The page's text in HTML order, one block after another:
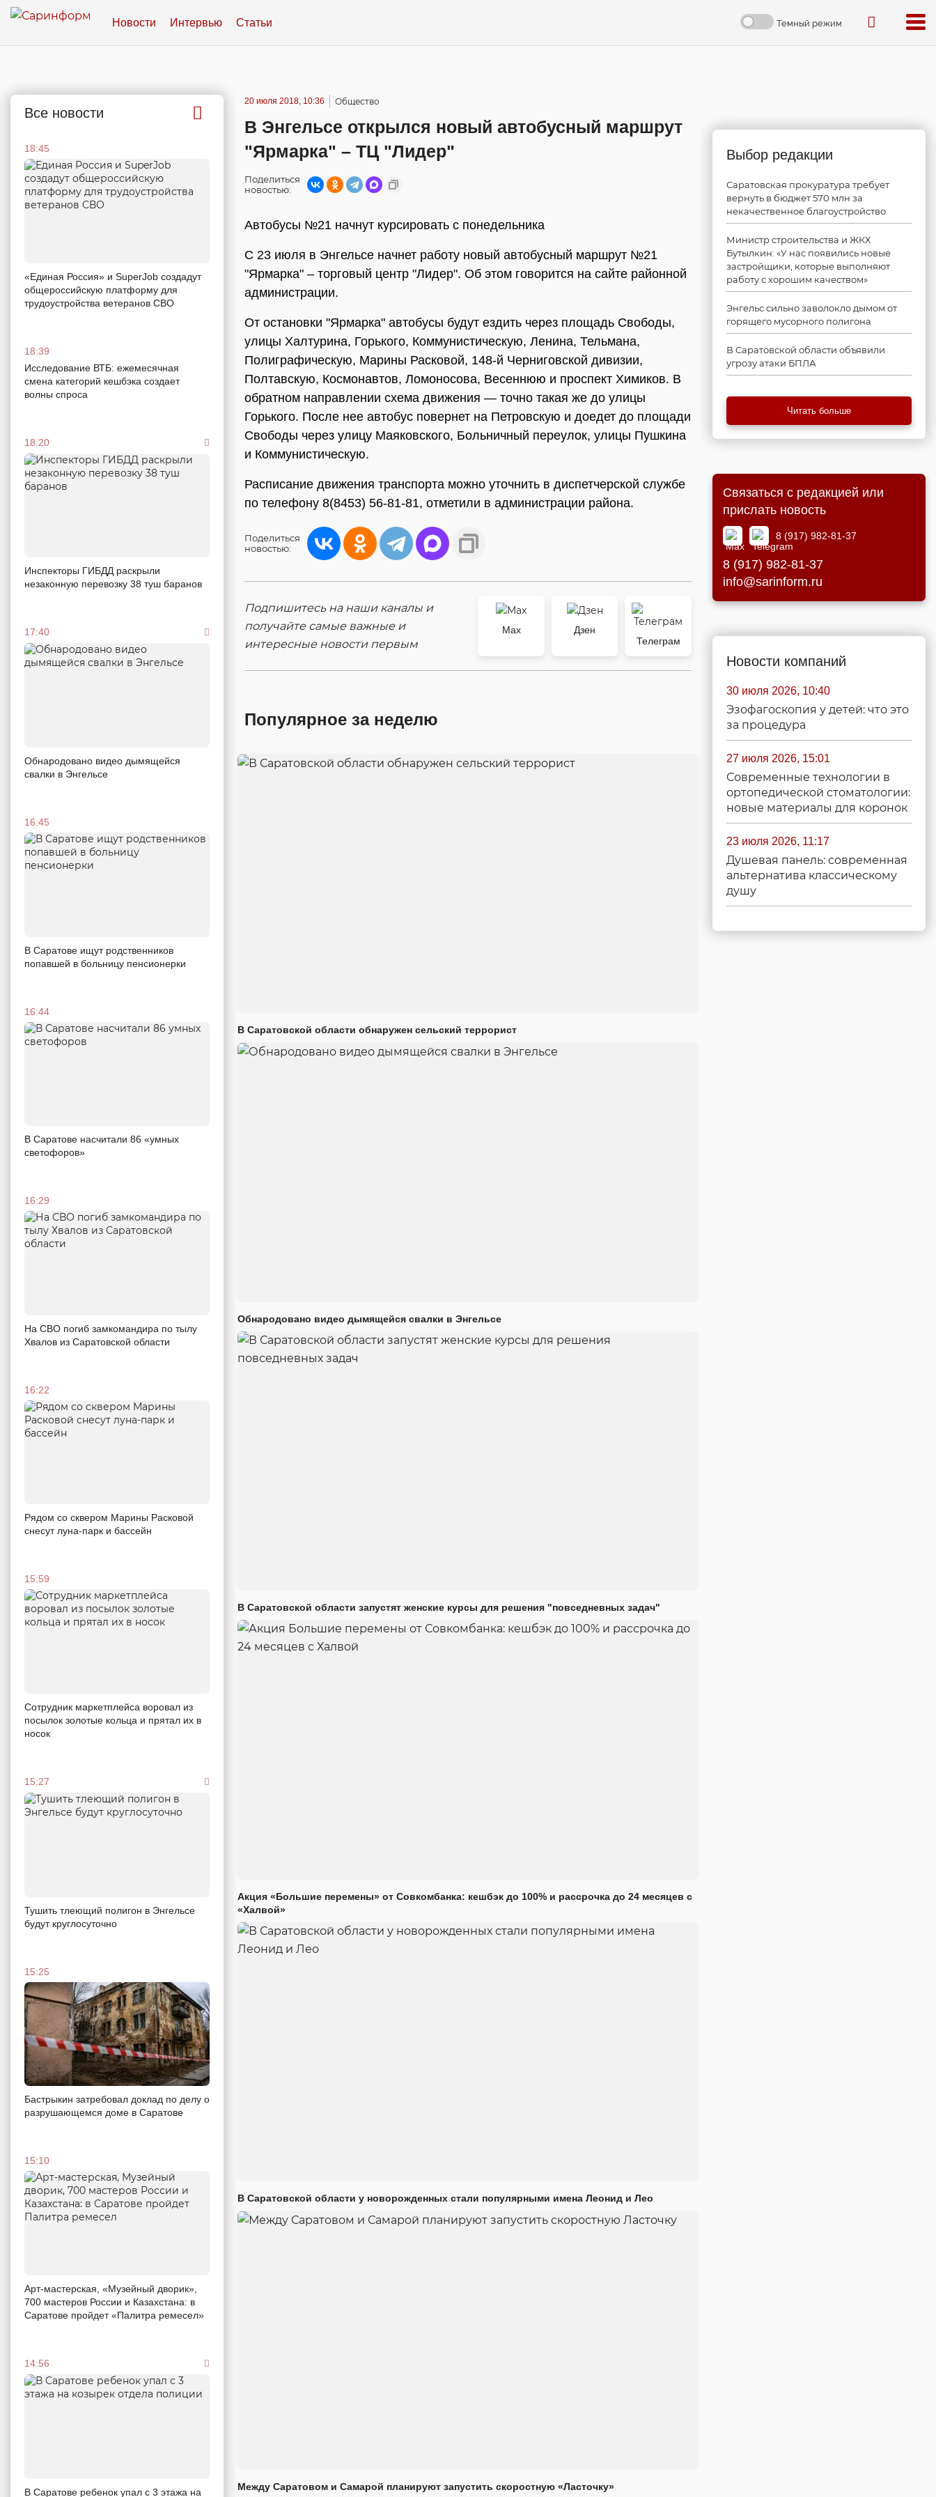
Новости Интервью Статьи Темный режим
Все новости
18:45
«Единая Россия» и SuperJob создадут
общероссийскую платформу для
трудоустройства ветеранов СВО
18:39
Исследование ВТБ: ежемесячная
смена категорий кешбэка создает
волны спроса
18:20
Инспекторы ГИБДД раскрыли
незаконную перевозку 38 туш баранов
17:40
Обнародовано видео дымящейся
свалки в Энгельсе
16:45
В Саратове ищут родственников
попавшей в больницу пенсионерки
16:44
В Саратове насчитали 86 «умных
светофоров»
16:29
На СВО погиб замкомандира по тылу
Хвалов из Саратовской области
16:22
Рядом со сквером Марины Расковой
снесут луна-парк и бассейн
15:59
Сотрудник маркетплейса воровал из
посылок золотые кольца и прятал их в
носок
15:27
Тушить тлеющий полигон в Энгельсе
будут круглосуточно
15:25
Бастрыкин затребовал доклад по делу о
разрушающемся доме в Саратове
15:10
Арт-мастерская, «Музейный дворик»,
700 мастеров России и Казахстана: в
Саратове пройдет «Палитра ремесел»
14:56
В Саратове ребенок упал с 3 этажа на
20 июля 2018, 10:36 Общество
В Энгельсе открылся новый автобусный маршрут
"Ярмарка" – ТЦ "Лидер"
Поделиться
новостью:
Автобусы №21 начнут курсировать с понедельника
С 23 июля в Энгельсе начнет работу новый автобусный маршрут №21
"Ярмарка" – торговый центр "Лидер". Об этом говорится на сайте районной
администрации.
От остановки "Ярмарка" автобусы будут ездить через площадь Свободы,
улицы Халтурина, Горького, Коммунистическую, Ленина, Тельмана,
Полиграфическую, Марины Расковой, 148-й Черниговской дивизии,
Полтавскую, Космонавтов, Ломоносова, Весеннюю и проспект Химиков. В
обратном направлении схема движения — точно такая же до улицы
Горького. После нее автобус повернет на Петровскую и доедет до площади
Свободы через улицу Маяковского, Больничный переулок, улицы Пушкина
и Коммунистическую.
Расписание движения транспорта можно уточнить в диспетчерской службе
по телефону 8(8453) 56-81-81, отметили в администрации района.
Поделиться
новостью:
Подпишитесь на наши каналы и
получайте самые важные и
интересные новости первым
Max
Дзен
Телеграм
Популярное за неделю
В Саратовской области обнаружен сельский террорист
Обнародовано видео дымящейся свалки в Энгельсе
В Саратовской области запустят женские курсы для решения "повседневных задач"
Акция «Большие перемены» от Совкомбанка: кешбэк до 100% и рассрочка до 24 месяцев с
«Халвой»
В Саратовской области у новорожденных стали популярными имена Леонид и Лео
Между Саратовом и Самарой планируют запустить скоростную «Ласточку»
Выбор редакции
Саратовская прокуратура требует
вернуть в бюджет 570 млн за
некачественное благоустройство
Министр строительства и ЖКХ
Бутылкин: «У нас появились новые
застройщики, которые выполняют
работу с хорошим качеством»
Энгельс сильно заволокло дымом от
горящего мусорного полигона
В Саратовской области объявили
угрозу атаки БПЛА
Читать больше
Связаться с редакцией или
прислать новость
8 (917) 982-81-37
8 (917) 982-81-37
info@sarinform.ru
Новости компаний
30 июля 2026, 10:40
Эзофагоскопия у детей: что это
за процедура
27 июля 2026, 15:01
Современные технологии в
ортопедической стоматологии:
новые материалы для коронок
23 июля 2026, 11:17
Душевая панель: современная
альтернатива классическому
душу